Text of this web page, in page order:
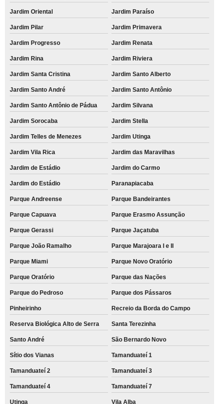
Jardim Oriental Jardim Paraíso
Jardim Pilar Jardim Primavera
Jardim Progresso Jardim Renata
Jardim Rina Jardim Riviera
Jardim Santa Cristina Jardim Santo Alberto
Jardim Santo André Jardim Santo Antônio
Jardim Santo Antônio de Pádua Jardim Silvana
Jardim Sorocaba Jardim Stella
Jardim Telles de Menezes Jardim Utinga
Jardim Vila Rica Jardim das Maravilhas
Jardim de Estádio Jardim do Carmo
Jardim do Estádio Paranapiacaba
Parque Andreense Parque Bandeirantes
Parque Capuava Parque Erasmo Assunção
Parque Gerassi Parque Jaçatuba
Parque João Ramalho Parque Marajoara I e II
Parque Miami Parque Novo Oratório
Parque Oratório Parque das Nações
Parque do Pedroso Parque dos Pássaros
Pinheirinho Recreio da Borda do Campo
Reserva Biológica Alto de Serra Santa Terezinha
Santo André São Bernardo Novo
Sítio dos Vianas Tamanduateí 1
Tamanduateí 2 Tamanduateí 3
Tamanduateí 4 Tamanduateí 7
Utinga Vila Alba